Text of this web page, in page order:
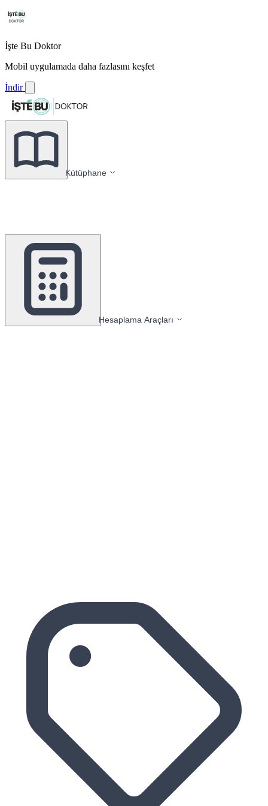
İşte Bu Doktor
Mobil uygulamada daha fazlasını keşfet
İndir
Kütüphane
Hesaplama Araçları